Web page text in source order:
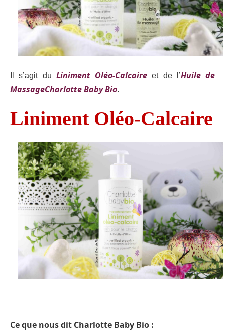
Il s’agit du Liniment Oléo-Calcaire et de l’Huile de
MassageCharlotte Baby Bio.
Liniment Oléo-Calcaire
Ce que nous dit Charlotte Baby Bio :